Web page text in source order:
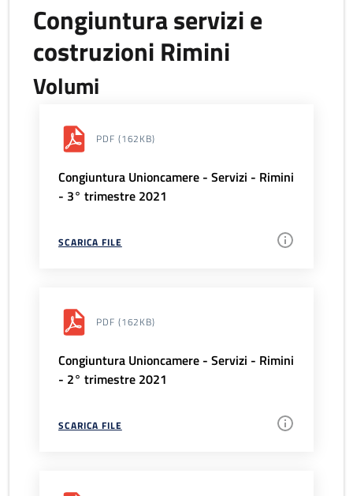
Congiuntura servizi e
costruzioni Rimini
Volumi
PDF (162KB)
Congiuntura Unioncamere - Servizi - Rimini
- 3° trimestre 2021
SCARICA FILE
PDF (162KB)
Congiuntura Unioncamere - Servizi - Rimini
- 2° trimestre 2021
SCARICA FILE